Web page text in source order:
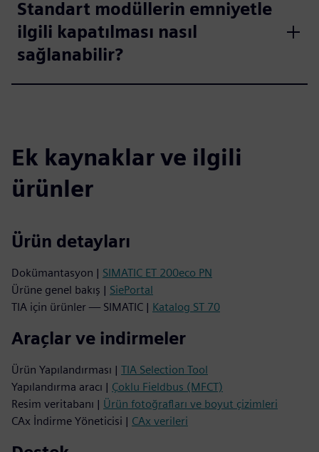
Standart modüllerin emniyetle
ilgili kapatılması nasıl
sağlanabilir?
Ek kaynaklar ve ilgili
ürünler
Ürün detayları
Dokümantasyon | SIMATIC ET 200eco PN
Ürüne genel bakış | SiePortal
TIA için ürünler — SIMATIC | Katalog ST 70
Araçlar ve indirmeler
Ürün Yapılandırması | TIA Selection Tool
Yapılandırma aracı | Çoklu Fieldbus (MFCT)
Resim veritabanı | Ürün fotoğrafları ve boyut çizimleri
CAx İndirme Yöneticisi | CAx verileri